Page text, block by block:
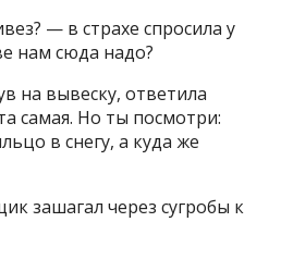
— в страхе спросила у
нам сюда надо?
на вывеску, ответила
самая. Но ты посмотри:
в снегу, а куда же
зашагал через сугробы к